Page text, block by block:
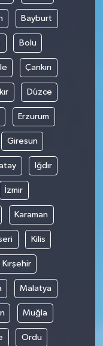
Bayburt
Bolu
Çankırı
Düzce
Erzurum
Giresun
Iğdır
İzmir
Karaman
Kilis
Kırşehir
Malatya
Muğla
Ordu